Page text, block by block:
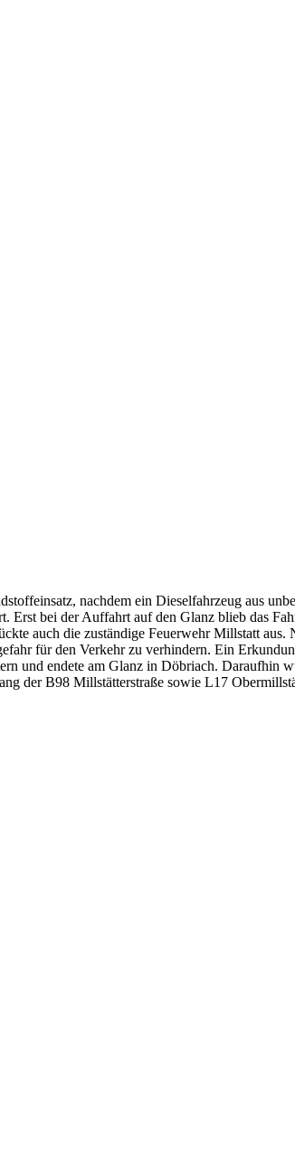
nachdem ein Dieselfahrzeug aus
bei der Auffahrt auf den Glanz blieb das
auch die zuständige Feuerwehr Millstatt
für den Verkehr zu verhindern. Ein
und endete am Glanz in Döbriach. Daraufhin
der B98 Millstätterstraße sowie L17